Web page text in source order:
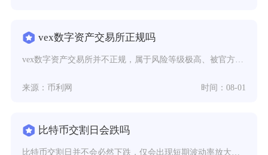
vex数字资产交易所正规吗
来源：币利网 时间：08-01
比特币交割日会跌吗